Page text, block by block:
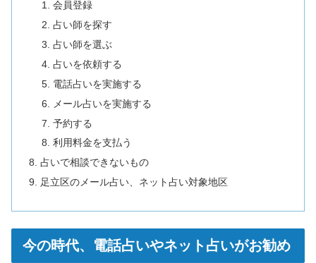
会員登録
占い師を探す
占い師を選ぶ
占いを依頼する
電話占いを実施する
メール占いを実施する
予約する
利用料金を支払う
占いで相談できないもの
足立区のメール占い、ネット占い対象地区
今の時代、電話占いやネット占いがお勧め